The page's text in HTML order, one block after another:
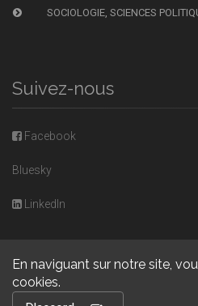
En naviguant sur notre site,
cookies.
SOCIOLOGIE, SCIENCES
Suivez-nous
Facebook
Bluesky
LinkedIn